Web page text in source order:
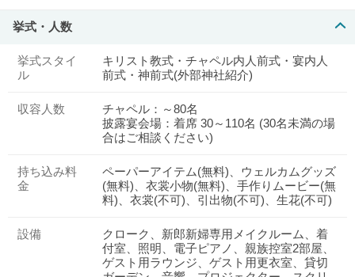
挙式・人数
挙式スタイ
ル
キリスト教式・チャペル内人前式・宴内人
前式・神前式(外部神社紹介)
収容人数
チャペル：～80名
披露宴会場：着席 30～110名 (30名未満の場
合はご相談ください)
持ち込み料
金
ペーパーアイテム(無料)、ウェルカムグッズ
(無料)、衣裳小物(無料)、手作りムービー(無
料)、衣裳(不可)、引出物(不可)、生花(不可)
設備
クローク、新郎新婦専用メイクルーム、着
付室、照明、電子ピアノ、親族控室2部屋、
ゲスト用ラウンジ、ゲスト用更衣室、貸切